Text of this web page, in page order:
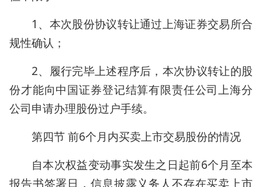
1、本次股份协议转让通过上海证券交易所合
规性确认；
2、履行完毕上述程序后，本次协议转让的股
份才能向中国证券登记结算有限责任公司上海分
公司申请办理股份过户手续。
第四节 前6个月内买卖上市交易股份的情况
自本次权益变动事实发生之日起前6个月至本
报告书签署日，信息披露义务人不存在买卖上市